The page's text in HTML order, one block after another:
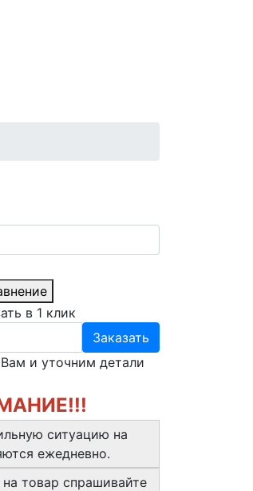
в 1 клик
Заказать
и уточним детали
ситуацию на
ежедневно.
товар спрашивайте